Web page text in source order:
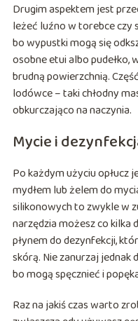
Drugim aspektem jest
leżeć luźno w torebce czy
bo wypustki mogą się
osobne etui albo pudełko,
brudną powierzchnią.
lodówce – taki chłodny
obkurczająco na naczynia.
Mycie i
Po każdym użyciu opłucz
mydłem lub żelem do
silikonowych to zwykle w
narzędzia możesz co kilka
płynem do dezynfekcji,
skórą. Nie zanurzaj
bo mogą spęcznieć i
Raz na jakiś czas warto